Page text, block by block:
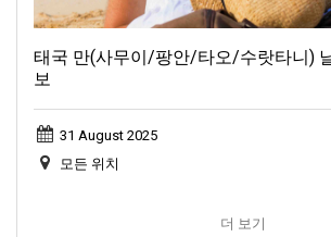
태국 만(사무이/팡안/타오/수랏타니)
보
31 August 2025
모든 위치
더 보기